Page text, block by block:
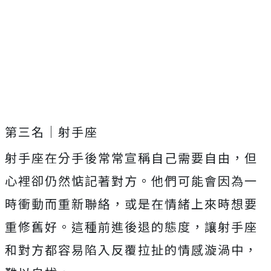
第三名｜射手座
射手座在分手後常常宣稱自己需要自由，但
心裡卻仍然惦記著對方。他們可能會因為一
時衝動而重新聯絡，或是在情緒上來時想要
重修舊好。這種前進後退的態度，讓射手座
和對方都容易陷入反覆拉扯的情感漩渦中，